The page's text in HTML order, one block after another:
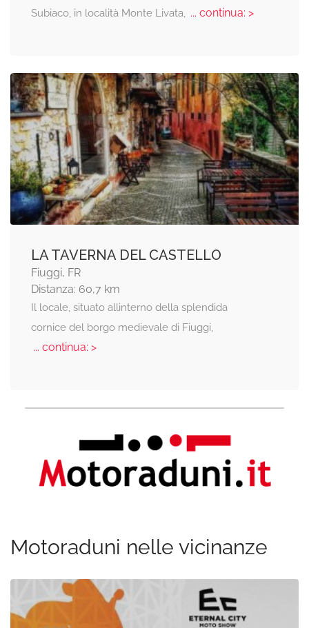
Subiaco, in località Monte Livata,
... continua: >
LA TAVERNA DEL CASTELLO
Fiuggi, FR
Distanza: 60,7 km
Il locale, situato allinterno della splendida
cornice del borgo medievale di Fiuggi,
... continua: >
Motoraduni nelle vicinanze